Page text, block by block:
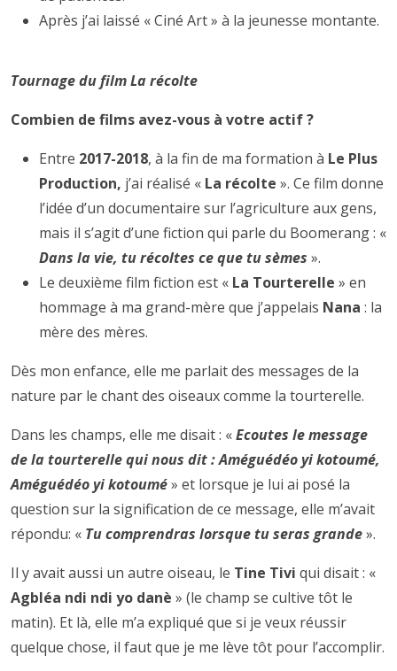
Après j’ai laissé « Ciné Art » à la jeunesse montante.
Tournage du film La récolte
Combien de films avez-vous à votre actif ?
Entre 2017-2018, à la fin de ma formation à Le Plus
Production, j’ai réalisé « La récolte ». Ce film donne
l’idée d’un documentaire sur l’agriculture aux gens,
mais il s’agit d’une fiction qui parle du Boomerang : «
Dans la vie, tu récoltes ce que tu sèmes ».
Le deuxième film fiction est « La Tourterelle » en
hommage à ma grand-mère que j’appelais Nana : la
mère des mères.
Dès mon enfance, elle me parlait des messages de la
nature par le chant des oiseaux comme la tourterelle.
Dans les champs, elle me disait : «Ecoutes le message
de la tourterelle qui nous dit : Améguédéo yi kotoumé,
Améguédéo yi kotoumé» et lorsque je lui ai posé la
question sur la signification de ce message, elle m’avait
répondu: « Tu comprendras lorsque tu seras grande».
Il y avait aussi un autre oiseau, le Tine Tivi qui disait : «
Agbléa ndi ndi yo danè » (le champ se cultive tôt le
matin). Et là, elle m’a expliqué que si je veux réussir
quelque chose, il faut que je me lève tôt pour l’accomplir.